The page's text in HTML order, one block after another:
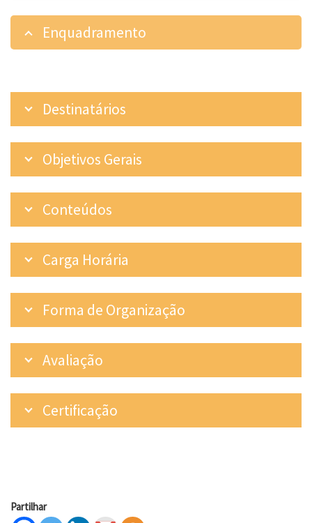
Enquadramento
Destinatários
Objetivos Gerais
Conteúdos
Carga Horária
Forma de Organização
Avaliação
Certificação
Partilhar